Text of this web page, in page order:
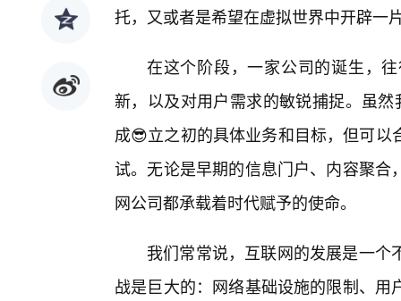
托，又或者是希望在虚拟世界中开辟一
在这个阶段，一家公司的诞生，
新，以及对用户需求的敏锐捕捉。虽然
成😎立之初的具体业务和目标，但可
试。无论是早期的信息门户、内容聚
网公司都承载着时代赋予的使命。
我们常常说，互联网的发展是一
战是巨大的：网络基础设施的限制、